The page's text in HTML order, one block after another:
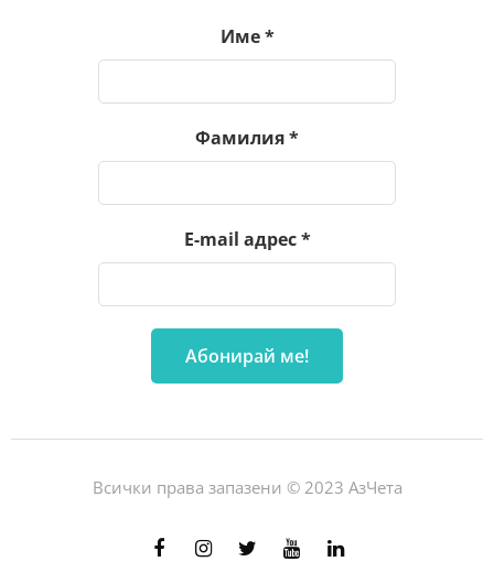
Име*
Фамилия*
E-mail адрес*
Всички права запазени © 2023 АзЧета